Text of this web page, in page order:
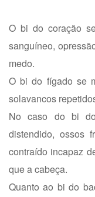
O bi do coração
sanguíneo,
medo.
O bi do fígado se
solavancos
No caso do bi
distendido, ossos
contraído incapaz
que a cabeça.
Quanto ao bi do